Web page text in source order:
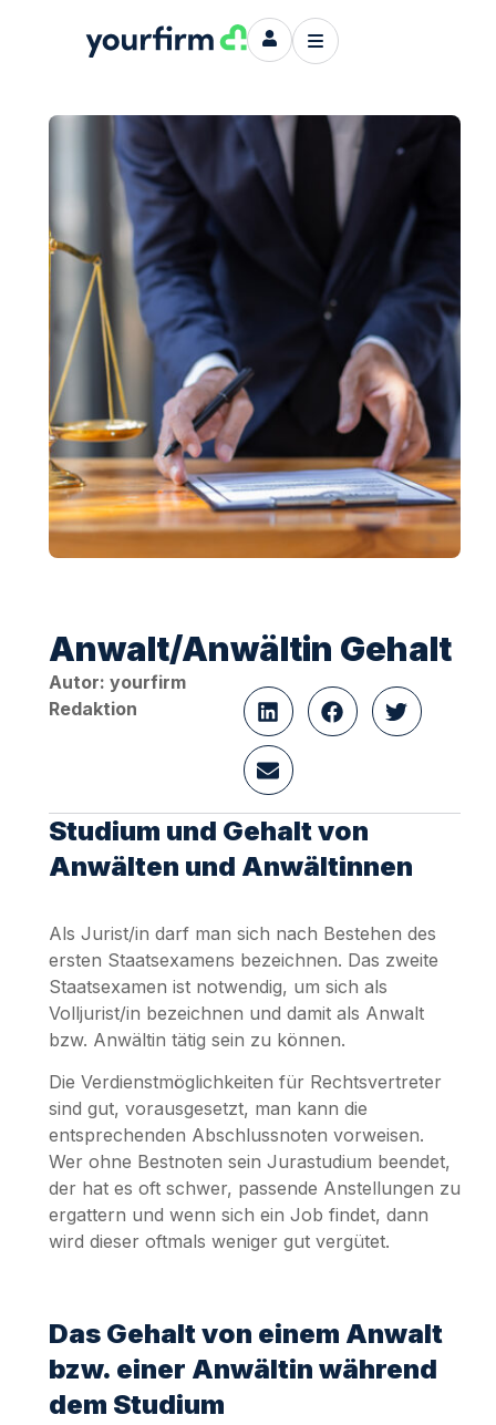
Anwalt/Anwältin Gehalt
Autor: yourfirm
Redaktion
Studium und Gehalt von
Anwälten und Anwältinnen
Als Jurist/in darf man sich nach Bestehen des
ersten Staatsexamens bezeichnen. Das zweite
Staatsexamen ist notwendig, um sich als
Volljurist/in bezeichnen und damit als Anwalt
bzw. Anwältin tätig sein zu können.
Die Verdienstmöglichkeiten für Rechtsvertreter
sind gut, vorausgesetzt, man kann die
entsprechenden Abschlussnoten vorweisen.
Wer ohne Bestnoten sein Jurastudium beendet,
der hat es oft schwer, passende Anstellungen zu
ergattern und wenn sich ein Job findet, dann
wird dieser oftmals weniger gut vergütet.
Das Gehalt von einem Anwalt
bzw. einer Anwältin während
dem Studium